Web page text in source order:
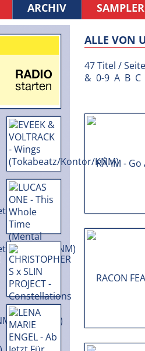
ARCHIV SAMPLER
ALLE VON
47 Titel /
& 0-9 A B C